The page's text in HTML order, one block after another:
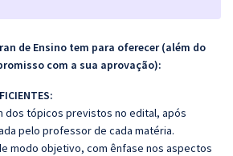
de Ensino tem para oferecer (além do
com a sua aprovação):
dos tópicos previstos no edital, após
pelo professor de cada matéria.
modo objetivo, com ênfase nos aspectos